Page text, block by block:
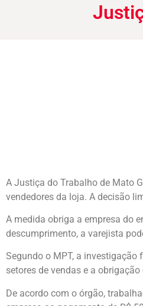
A Justiça do Trabalho de Mato
vendedores da loja. A decisão
A medida obriga a empresa do
descumprimento, a varejista
Segundo o MPT, a
setores de vendas e a
De acordo com o órgão,